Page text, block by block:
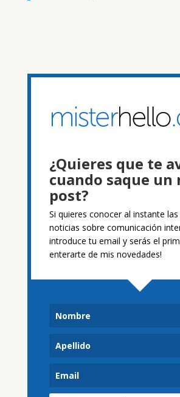
¿Quieres que te
cuando saque un
post?
Si quieres conocer al instante
noticias sobre comunicación
introduce tu email y serás el
enterarte de mis novedades!